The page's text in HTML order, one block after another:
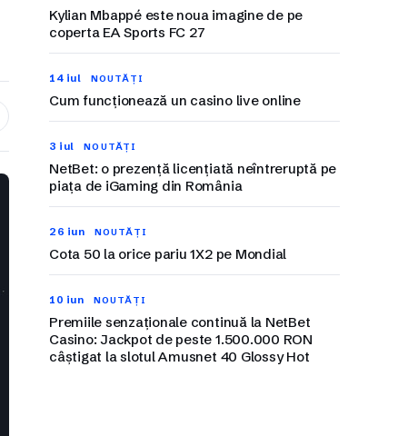
Kylian Mbappé este noua imagine de pe
coperta EA Sports FC 27
14 iul NOUTĂȚI
Cum funcționează un casino live online
3 iul NOUTĂȚI
NetBet: o prezență licențiată neîntreruptă pe
piața de iGaming din România
26 iun NOUTĂȚI
Cota 50 la orice pariu 1X2 pe Mondial
10 iun NOUTĂȚI
Premiile senzaționale continuă la NetBet
Casino: Jackpot de peste 1.500.000 RON
câștigat la slotul Amusnet 40 Glossy Hot